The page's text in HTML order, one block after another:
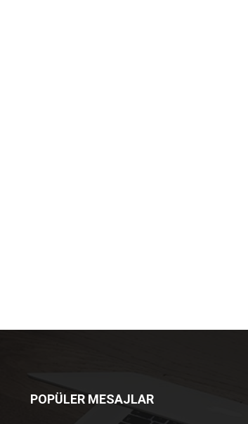
POPÜLER MESAJLAR